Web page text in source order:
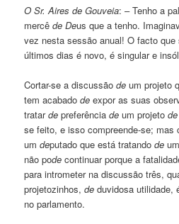
O Sr. Airesde Gouveia: – Tenho a
mercêde Deus que a tenho.
vez nesta sessão anual! O facto
últimos dias é novo, é singular e
Cortar-se a discussãode um projeto
tem acabadode expor as suas
tratarde preferênciade um projetode
se feito, e isso compreende-se; mas
umdeputado que está tratandode
não pode continuar porque a
para intrometer na discussão três,
projetozinhos,de duvidosa utilidade,
no parlamento.